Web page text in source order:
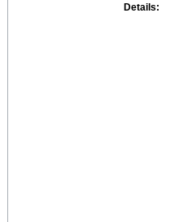
Details: